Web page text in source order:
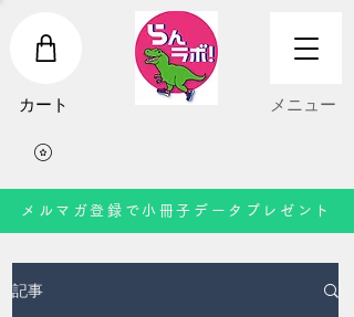
​カート ​メニュー
メルマガ登録で小冊子データプレゼント
記事